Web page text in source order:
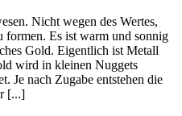
Nicht wegen des Wertes,
formen. Es ist warm und sonnig
Gold. Eigentlich ist Metall
wird in kleinen Nuggets
Je nach Zugabe entstehen die
[...]